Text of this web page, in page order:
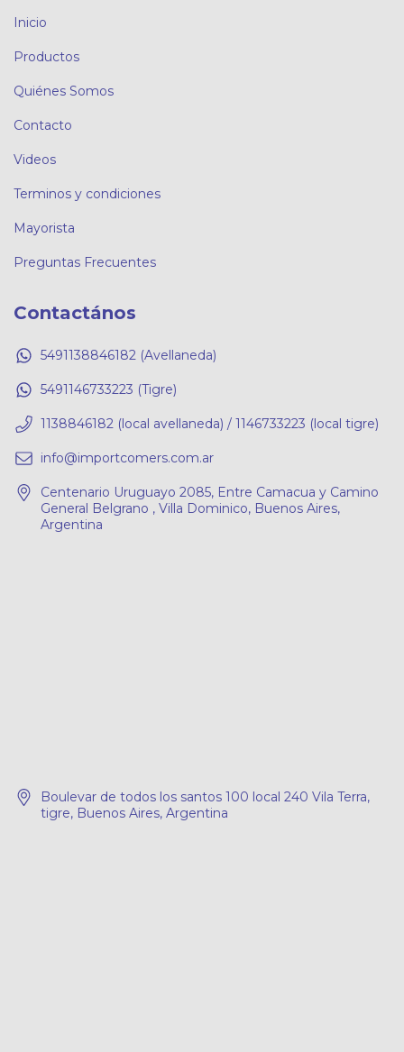
Inicio
Productos
Quiénes Somos
Contacto
Videos
Terminos y condiciones
Mayorista
Preguntas Frecuentes
Contactános
5491138846182 (Avellaneda)
5491146733223 (Tigre)
1138846182 (local avellaneda) / 1146733223 (local tigre)
info@importcomers.com.ar
Centenario Uruguayo 2085, Entre Camacua y Camino
General Belgrano , Villa Dominico, Buenos Aires,
Argentina
Boulevar de todos los santos 100 local 240 Vila Terra,
tigre, Buenos Aires, Argentina